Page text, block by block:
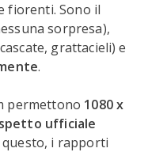
fiorenti. Sono il
sorpresa),
grattacieli) e
.
permettono 1080 x
ufficiale
i rapporti